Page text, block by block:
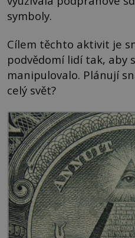
symboly.
Cílem těchto aktivit je
podvědomí lidí tak, aby
manipulovalo. Plánují
celý svět?